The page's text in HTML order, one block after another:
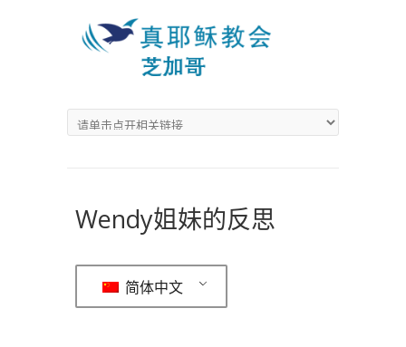
Wendy姐妹的反思
简体中文